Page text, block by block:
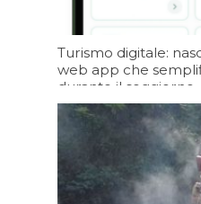
Turismo digitale:
web app che
durante il soggiorno
09/08/2026 19:19